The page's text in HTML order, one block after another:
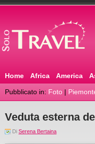
Home Africa America
Pubblicato in: Foto |
Veduta esterna
Di Serena Bertaina